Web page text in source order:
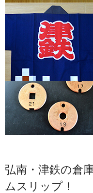
弘南・津鉄の倉
ムスリップ！